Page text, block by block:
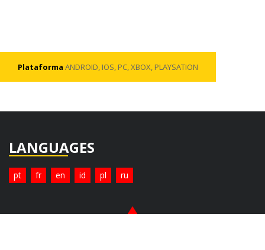
Plataforma ANDROID, IOS, PC, XBOX, PLAYSATION
LANGUAGES
pt fr en id pl ru